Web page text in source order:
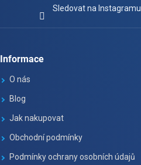
Sledovat na Instagramu
Informace
O nás
Blog
Jak nakupovat
Obchodní podmínky
Podmínky ochrany osobních údajů